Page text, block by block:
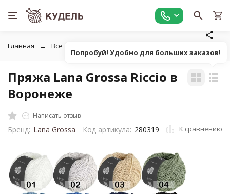
Главная Все для вязания
Пряжа Lana Grossa Riccio в
Воронеже
Написать отзыв
Бренд: Lana Grossa Код артикула: 280319 К сравнению
Попробуй! Удобно для больших заказов!